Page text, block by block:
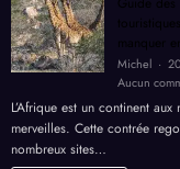
manquer
Michel
Aucun
L’Afrique est un continent
merveilles. Cette contrée
nombreux sites…